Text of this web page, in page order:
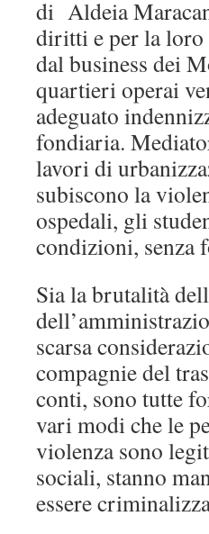
di Aldeia
diritti e per la loro
dal business dei
quartieri operai
adeguato
fondiaria.
lavori di
subiscono la
ospedali, gli
condizioni, senza
Sia la brutalità
scarsa
compagnie del
conti, sono tutte
vari modi che le
violenza sono
sociali, stanno
essere